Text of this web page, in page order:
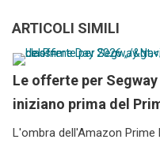
ARTICOLI SIMILI
Le offerte per
iniziano prima del
L'ombra dell'Amazon Prime